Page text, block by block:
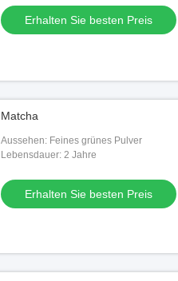
Erhalten Sie besten Preis
Matcha
Aussehen: Feines grünes Pulver
Lebensdauer: 2 Jahre
Erhalten Sie besten Preis